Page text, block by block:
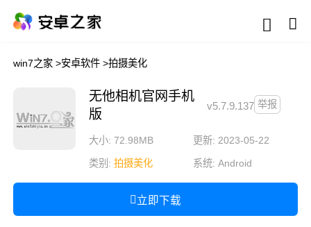
win7之家 >安卓软件 >拍摄美化
无他相机官网手机
版
v5.7.9.137 举报
大小: 72.98MB 更新: 2023-05-22
类别: 拍摄美化 系统:Android
立即下载